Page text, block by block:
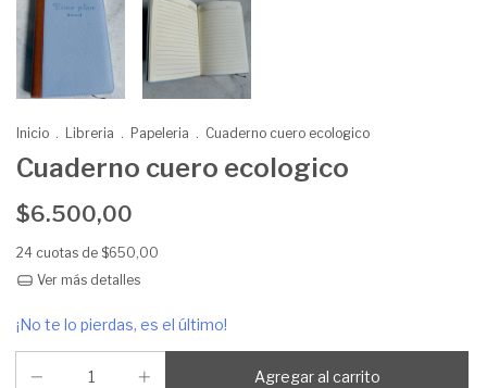
Inicio . Libreria . Papeleria . Cuaderno cuero ecologico
Cuaderno cuero ecologico
$6.500,00
24 cuotas de $650,00
Ver más detalles
¡No te lo pierdas, es el último!